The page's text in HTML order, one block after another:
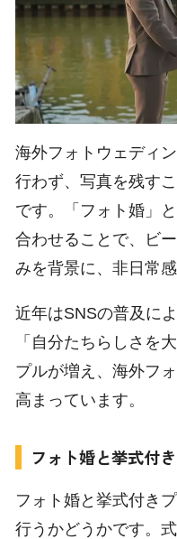
海外フォトウェディ
行わず、写真を残す
です。「フォト婚」
合わせることで、ビ
みを背景に、非日常
近年はSNSの普及に
「自分たちらしさを
プルが増え、海外フ
高まっています。
フォト婚と挙式付
フォト婚と挙式付き
行うかどうかです。